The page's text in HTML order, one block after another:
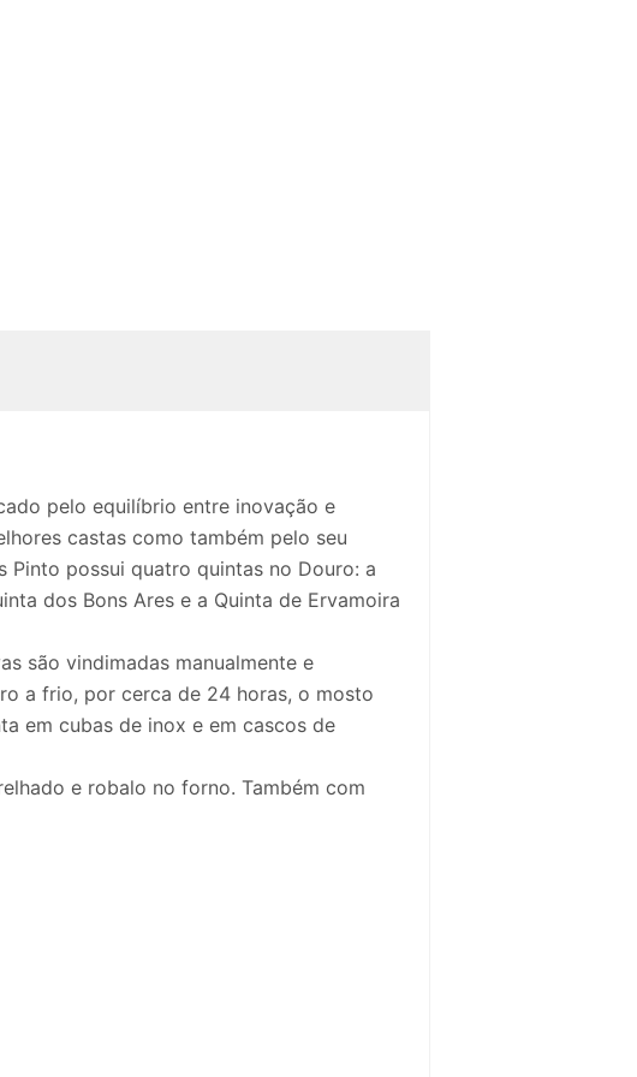
pelo equilíbrio entre inovação e
castas como também pelo seu
possui quatro quintas no Douro: a
dos Bons Ares e a Quinta de Ervamoira
são vindimadas manualmente e
a frio, por cerca de 24 horas, o mosto
em cubas de inox e em cascos de
e robalo no forno. Também com